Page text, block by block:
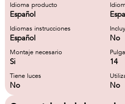
Idioma producto
Español
Idiomas instrucciones
Español No
Montaje necesario
Si 14
Tiene luces
No No